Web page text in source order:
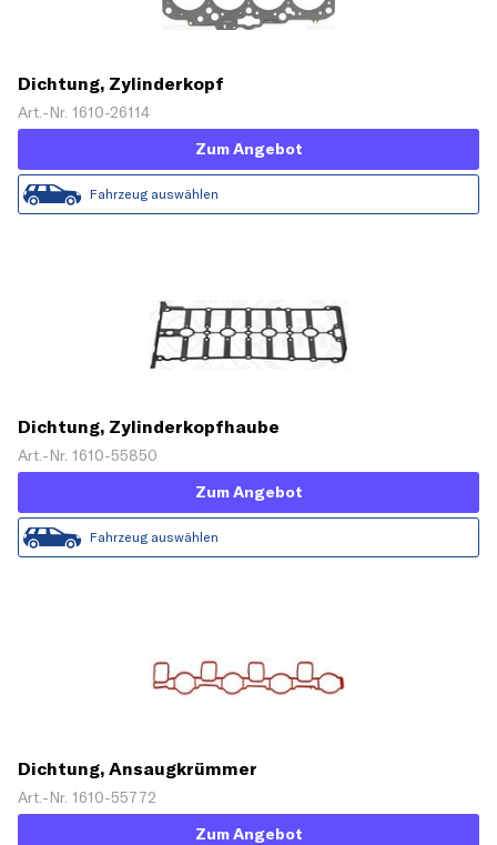
Dichtung, Zylinderkopf
Art.-Nr. 1610-26114
Zum Angebot
Fahrzeug auswählen
Dichtung, Zylinderkopfhaube
Art.-Nr. 1610-55850
Zum Angebot
Fahrzeug auswählen
Dichtung, Ansaugkrümmer
Art.-Nr. 1610-55772
Zum Angebot